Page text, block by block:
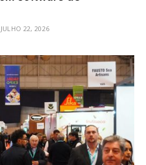
JULHO 22, 2026